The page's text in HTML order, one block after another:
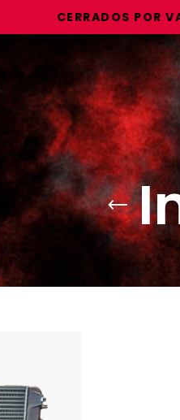
CERRADOS POR